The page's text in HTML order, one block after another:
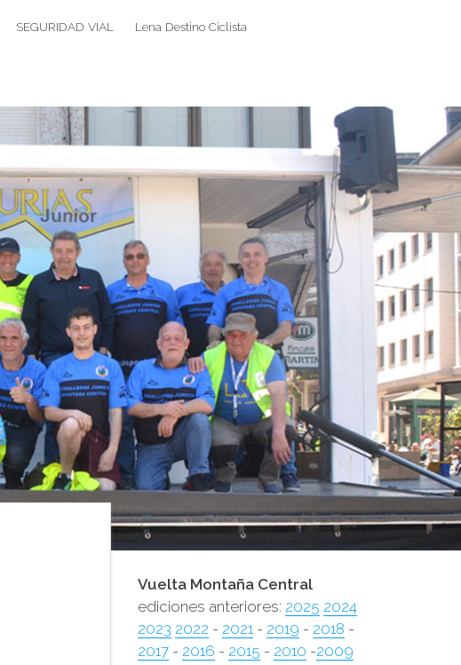
SEGURIDAD VIAL Lena Destino Ciclista
Vuelta Montaña Central
ediciones anteriores: 2025 2024
2023 2022 - 2021 - 2019 - 2018 -
2017- 2016 - 2015 - 2010 -2009